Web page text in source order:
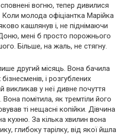
вогню, тепер дивилися
молода офіціантка Марійка
кашлянув і, не піднімаючи
мені б просто порожнього
Більше, на жаль, не стягну.
другий місяць. Вона бачила
бізнесменів, і розгублених
викликав у неї дивне почуття
помітила, як тремтіли його
ті нещасні копійки. Дівчина
кухню. За кілька хвилин вона
глибоку тарілку, від якої йшла